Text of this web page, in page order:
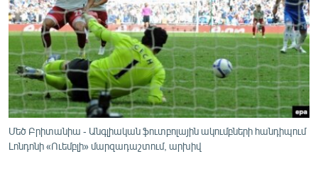
ՄԻՋԱԶԳԱՅԻՆ
ՄՇԱԿՈՒՅԹ
ՍՊՈՐՏ
ՄԵԿՆԱԲԱՆՈՒԹՅՈՒՆ
ՏՏ ԵՒ ԻՆՏԵՐՆԵՏ
ԿՈՐՈՆԱՎԻՐՈՒՍ
Մեծ Բրիտանիա - Անգլիական ֆուտբոլային ակումբների հանդիպում
Լոնդոնի «Ուեմբլի» մարզադաշտում, արխիվ